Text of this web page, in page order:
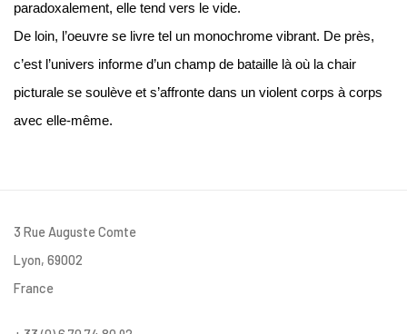
paradoxalement, elle tend vers le vide.
De loin, l’oeuvre se livre tel un monochrome vibrant. De près,
c’est l’univers informe d’un champ de bataille là où la chair
picturale se soulève et s’affronte dans un violent corps à corps
avec elle-même.
3 Rue Auguste Comte
Lyon, 69002
France